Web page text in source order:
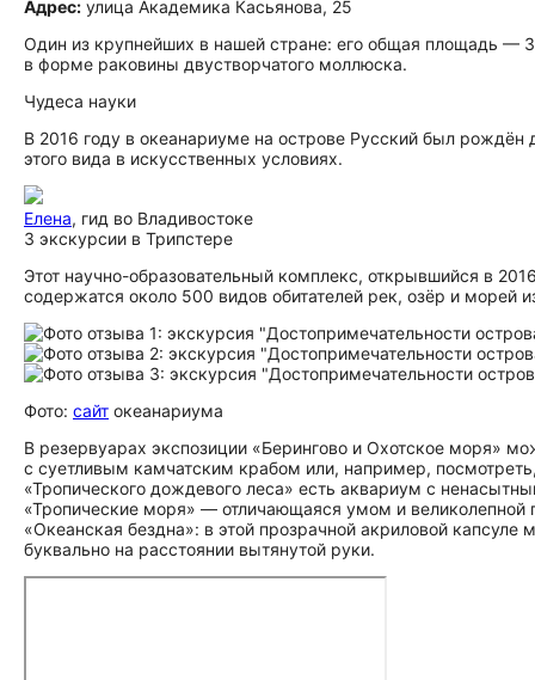
Адрес: улица Академика Касьянова, 25
Один из крупнейших в нашей стране: его общая площадь —
в форме раковины двустворчатого моллюска.
Чудеса науки
В 2016 году в океанариуме на острове Русский был
этого вида в искусственных условиях.
Елена, гид во Владивостоке
3 экскурсии в Трипстере
Этот научно-образовательный комплекс, открывшийся в
содержатся около 500 видов обитателей рек, озёр и морей
Фото: сайт океанариума
В резервуарах экспозиции «Берингово и Охотское моря»
с суетливым камчатским крабом или, например,
«Тропического дождевого леса» есть аквариум с
«Тропические моря» — отличающаяся умом и
«Океанская бездна»: в этой прозрачной акриловой
буквально на расстоянии вытянутой руки.